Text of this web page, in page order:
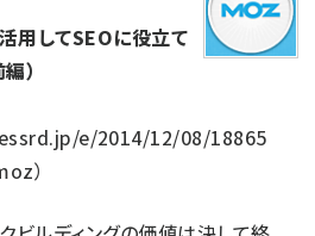
用してSEOに役立て
）
e/2014/12/08/18865
）